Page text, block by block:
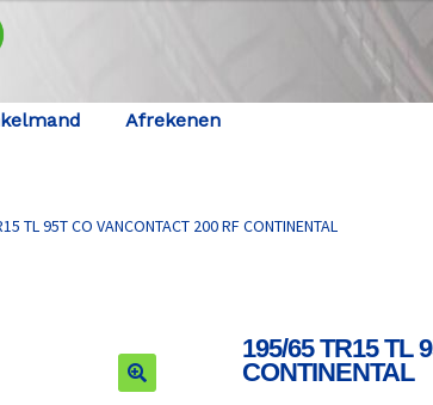
Afrekenen
TL 95T CO VANCONTACT 200 RF CONTINENTAL
195/65 TR15 TL
CONTINENTAL